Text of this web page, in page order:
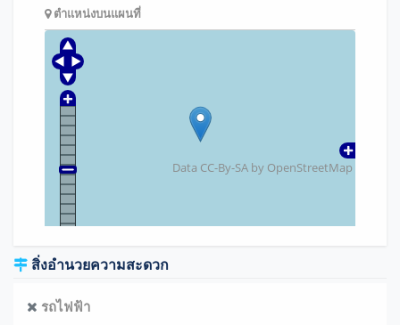
ตำแหน่งบนแผนที่
Data CC-By-SA by OpenStreetMap
สิ่งอำนวยความสะดวก
รถไฟฟ้า